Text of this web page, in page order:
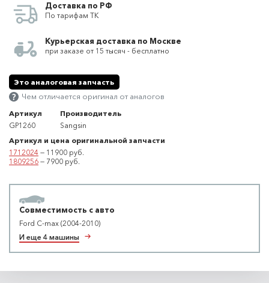
Доставка по РФ
По тарифам ТК
Курьерская доставка по Москве
при заказе от 15 тысяч - бесплатно
Это аналоговая запчасть
Чем отличается оригинал от аналогов
Артикул
GP1260
Производитель
Sangsin
Артикул и цена оригинальной запчасти
1712024 — 11900 руб.
1809256 — 7900 руб.
Совместимость с авто
Ford C-max (2004-2010)
И еще 4 машины